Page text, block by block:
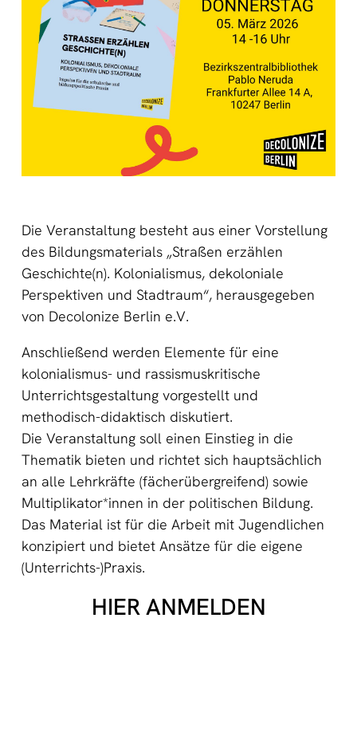
Die Veranstaltung besteht aus einer Vorstellung
des Bildungsmaterials „Straßen erzählen
Geschichte(n). Kolonialismus, dekoloniale
Perspektiven und Stadtraum“, herausgegeben
von Decolonize Berlin e.V.
Anschließend werden Elemente für eine
kolonialismus- und rassismuskritische
Unterrichtsgestaltung vorgestellt und
methodisch-didaktisch diskutiert.
Die Veranstaltung soll einen Einstieg in die
Thematik bieten und richtet sich hauptsächlich
an alle Lehrkräfte (fächerübergreifend) sowie
Multiplikator*innen in der politischen Bildung.
Das Material ist für die Arbeit mit Jugendlichen
konzipiert und bietet Ansätze für die eigene
(Unterrichts-)Praxis.
HIER ANMELDEN